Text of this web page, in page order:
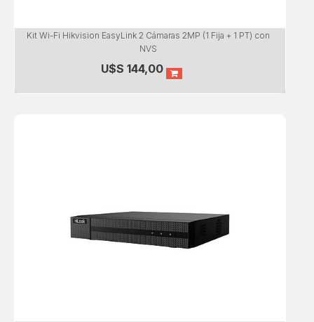
Kit Wi-Fi Hikvision EasyLink 2 Cámaras 2MP (1 Fija + 1 PT) con
NVS
U$S144,00